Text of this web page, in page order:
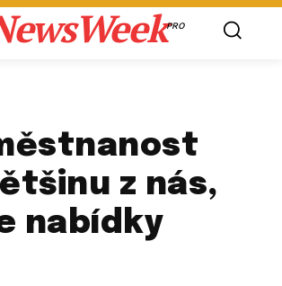
PRO
z nás,
nabídky